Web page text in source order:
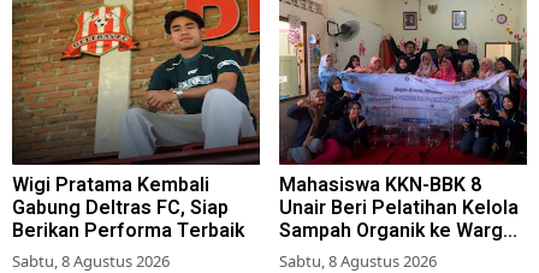
Wigi Pratama Kembali
Gabung Deltras FC, Siap
Berikan Performa Terbaik
Sabtu, 8 Agustus 2026
Mahasiswa KKN-BBK 8
Unair Beri Pelatihan Kelola
Sampah Organik ke Warga
Simokerto Surabaya
Sabtu, 8 Agustus 2026